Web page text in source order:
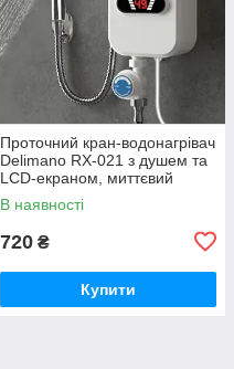
Проточний кран-водонагрівач
Delimano RX-021 з душем та
LCD-екраном, миттєвий
нагрів води
В наявності
720 ₴
Купити